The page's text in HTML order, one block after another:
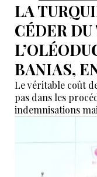
LA
CÉDER
BANIAS,
Le véritable coût
pas dans les
indemnisations
d’« intermédiaire
des décennies à